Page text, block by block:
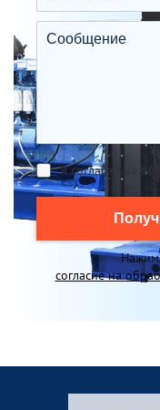
Я согласен на
согласие на